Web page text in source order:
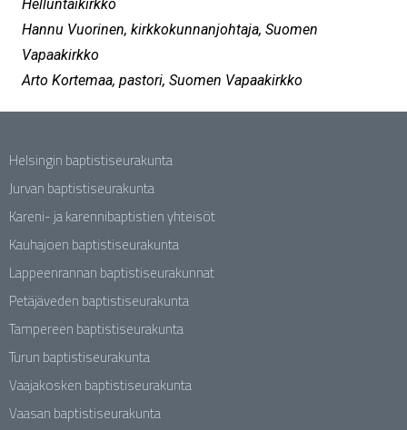
Helluntaikirkko
Hannu Vuorinen, kirkkokunnanjohtaja, Suomen
Vapaakirkko
Arto Kortemaa, pastori, Suomen Vapaakirkko
Helsingin baptistiseurakunta
Jurvan baptistiseurakunta
Kareni- ja karennibaptistien yhteisöt
Kauhajoen baptistiseurakunta
Lappeenrannan baptistiseurakunnat
Petäjäveden baptistiseurakunta
Tampereen baptistiseurakunta
Turun baptistiseurakunta
Vaajakosken baptistiseurakunta
Vaasan baptistiseurakunta